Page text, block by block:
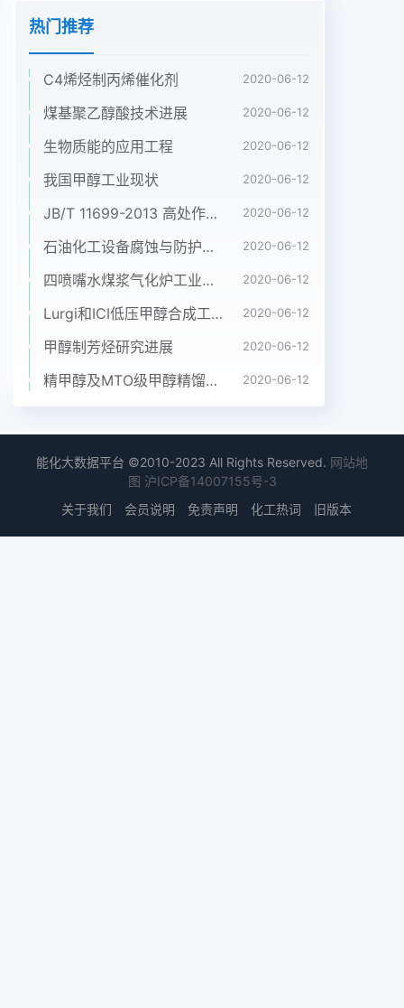
含油浊废水处理的工艺主要有化学混凝—沉淀、气
浮、电化学法、化学氧化、生化法、膜分离法等王毅
力等指出国外应用加压溶气气浮工艺处理滤池反冲洗
废水取得了良好的效果。也有研究(指出,使用混凝—
取得了良好效果。马军等比较混凝一沉淀和混凝—溶
气气浮处理低浊水的效果,指出混凝——溶气气浮要
浮法适合于处理流量不大颗粒物细小的废水9-。也
有研究指出,混凝—气浮的浊度去除效果优于混凝—
沉淀法效果稳定,投药量少。这些方法用于深度除油
特别是要求处理后回用油类含量小于5mg/L的情
况。本项目的废水处理后需回用,各项指标都有严格
的要求。首先使用混凝——沉淀法处理,在选定混凝
沉淀法能否达到要求;最后使用混凝——溶气气浮工
艺处理该废水,确定处理后水质能否达到回用标准。
混凝—气浮试验装置如图1,其中的加药反应池、气浮
池均为有机玻璃池体,混凝采用机械搅拌;溶气系统包
括不锈钢溶气罐、溶气释放器和空压机,其他设备包
括混凝搅拌器、哈那牌浊度仪、cOD测定全套装
热门推荐
C4烯烃制丙烯催化剂 2020-06-12
煤基聚乙醇酸技术进展 2020-06-12
生物质能的应用工程 2020-06-12
我国甲醇工业现状 2020-06-12
JB/T 11699-2013 高处作业吊篮安装、拆卸、使用技术规程 2020-06-12
石油化工设备腐蚀与防护参考书十本免费下载，绝版珍藏 2020-06-12
四喷嘴水煤浆气化炉工业应用情况简介 2020-06-12
Lurgi和ICI低压甲醇合成工艺比较 2020-06-12
甲醇制芳烃研究进展 2020-06-12
精甲醇及MTO级甲醇精馏工艺技术进展 2020-06-12
能化大数据平台 ©2010-2023 All Rights Reserved. 网站地
图 沪ICP备14007155号-3
关于我们
会员说明 免责声明 化工热词 旧版本